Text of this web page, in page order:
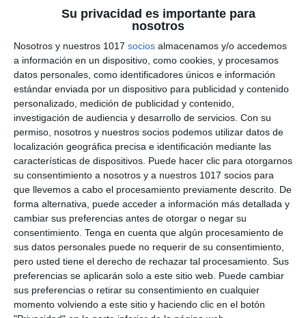
Su privacidad es importante para
nosotros
Nosotros y nuestros 1017 socios almacenamos y/o accedemos
a información en un dispositivo, como cookies, y procesamos
datos personales, como identificadores únicos e información
estándar enviada por un dispositivo para publicidad y contenido
personalizado, medición de publicidad y contenido,
investigación de audiencia y desarrollo de servicios. Con su
permiso, nosotros y nuestros socios podemos utilizar datos de
localización geográfica precisa e identificación mediante las
características de dispositivos. Puede hacer clic para otorgarnos
su consentimiento a nosotros y a nuestros 1017 socios para
que llevemos a cabo el procesamiento previamente descrito. De
forma alternativa, puede acceder a información más detallada y
cambiar sus preferencias antes de otorgar o negar su
consentimiento. Tenga en cuenta que algún procesamiento de
sus datos personales puede no requerir de su consentimiento,
pero usted tiene el derecho de rechazar tal procesamiento. Sus
preferencias se aplicarán solo a este sitio web. Puede cambiar
sus preferencias o retirar su consentimiento en cualquier
momento volviendo a este sitio y haciendo clic en el botón
evitar errores frecuentes en los cálculos.
Cómo utilizar este
material
Este recurso puede utilizarse como apoyo visual
en el aula, material de introducción a la
geometría espacial, actividad de repaso o
complemento para proyectos deMatemáticas
en ESO. Gracias a su formato ilustrado y
esquemático, resulta especialmente útil para
reforzar el uso de fórmulas geométricas, mejorar
la resolución de problemas y facilitar la
comprensión de los cuerpos tridimensionales
mediante un aprendizaje más visual y
significativo.